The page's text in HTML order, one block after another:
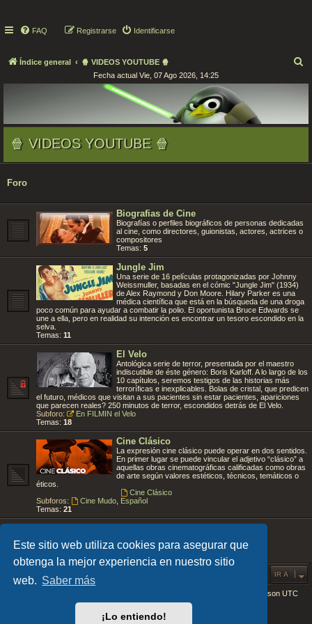
Este sitio web utiliza cookies para asegurar que
obtenga la mejor experiencia en nuestro sitio
web. Saber más
¡Lo entiendo!
FAQ Identificarse
Registrarse
Índice general 🍿 VIDEOS YOUTUBE 🍿
a
Fecha actual Vie, 07 Ago 2026, 14:25
🍿 VIDEOS YOUTUBE 🍿
Foro
Biografias de Cine
Biografías o perfiles biográficos de personas dedicadas
al cine, como directores, guionistas, actores, actrices o
compositores
Temas: 5
Jungle Jim
Una serie de 16 películas protagonizadas por Johnny
Weissmuller, basadas en el cómic "Jungle Jim" (1934)
de Alex Raymond y Don Moore. Hilary Parker es una
médica científica que está en la búsqueda de una droga
poco común para ayudar a combatir la polio. El oportunista Bruce Edwards se
une a ella, pero en realidad su intención es encontrar un tesoro escondido en la
selva.
Temas: 11
El Velo
Antológica serie de terror, presentada por el maestro
indiscutible de éste género: Boris Karloff. A lo largo de los
10 capítulos, seremos testigos de las historias más
terroríficas e inexplicables. Bolas de cristal, que predicen
el futuro, médicos que visitan a sus pacientes sin estar pacientes, apariciones
que parecen reales? 250 minutos de terror, escondidos detrás de El Velo.
Subforo:
En FILMIN el Velo
Temas: 18
Cine Clásico
La expresión cine clásico puede operar en dos sentidos.
En primer lugar se puede vincular el adjetivo “clásico” a
aquellas obras cinematográficas calificadas como obras
de arte según valores estéticos, técnicos, temáticos o
éticos.
Subforos:
Cine Mudo,
Cine Clásico
Español
Temas: 21
Temas: 14
IR A
Todos los horarios son UTC
FanFanlaTuFlippe